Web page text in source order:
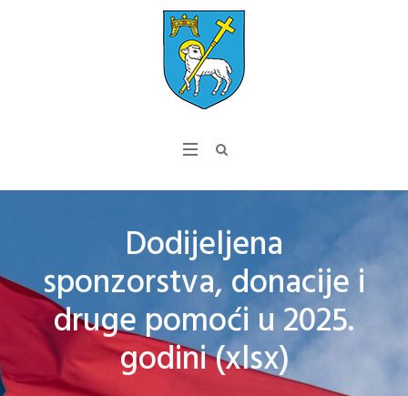
Dodijeljena
sponzorstva, donacije i
druge pomoći u 2025.
godini (xlsx)